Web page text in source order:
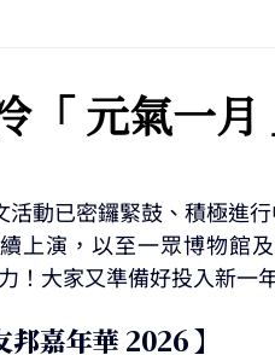
「 元氣一
動已密鑼緊鼓、積極進
上演，以至一眾博物館
！大家又準備好投入新一
嘉年華 2026 】